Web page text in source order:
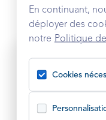
Voir tous les
En continuant,
déployer des
notre Politique
Cookies